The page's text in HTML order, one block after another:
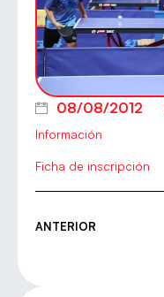
08/08/2012
Información
Ficha de inscripción
ANTERIOR